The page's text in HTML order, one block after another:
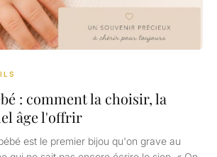
: comment la choisir, la
âge l'offrir
est le premier bijou qu'on grave au